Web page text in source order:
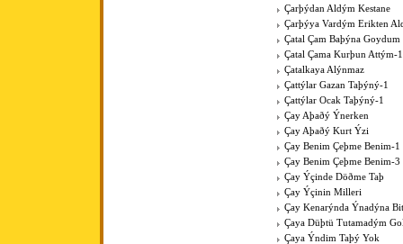
Çarþýdan Aldým Kestane
Çarþýya Vardým Erikten
Çatal Çam Baþýna Goydum
Çatal Çama Kurþun Attým-1
Çatalkaya Alýnmaz
Çattýlar Gazan Taþýný-1
Çattýlar Ocak Taþýný-1
Çay Aþaðý Ýnerken
Çay Aþaðý Kurt Ýzi
Çay Benim Çeþme Benim-1
Çay Benim Çeþme Benim-3
Çay Ýçinde Döðme Taþ
Çay Ýçinin Milleri
Çay Kenarýnda Ýnadýna
Çaya Düþtü Tutamadým
Çaya Ýndim Taþý Yok